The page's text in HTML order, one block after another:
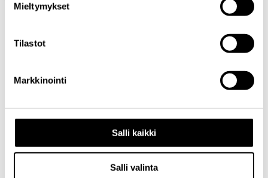
Mieltymykset
Tilastot
Markkinointi
Salli kaikki
Salli valinta
Y-tunnus: 1771249-3